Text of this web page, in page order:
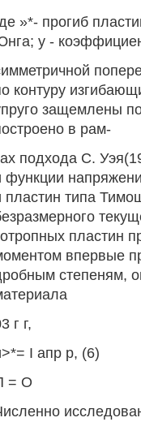
»*- прогиб
у -
контуру
защемлены
в рам-
подхода С.
функции
пластин типа
пластин
впервые
степеням,
г г,
I апр р, (6)
= О